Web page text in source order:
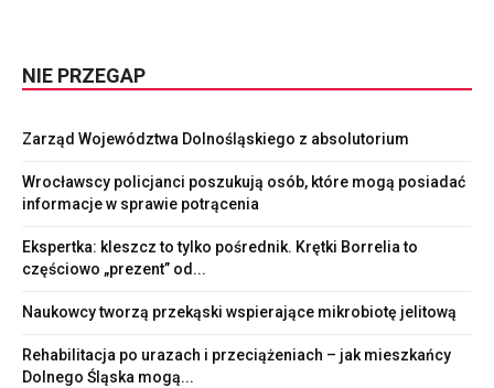
NIE PRZEGAP
Zarząd Województwa Dolnośląskiego z absolutorium
Wrocławscy policjanci poszukują osób, które mogą posiadać
informacje w sprawie potrącenia
Ekspertka: kleszcz to tylko pośrednik. Krętki Borrelia to
częściowo „prezent” od...
Naukowcy tworzą przekąski wspierające mikrobiotę jelitową
Rehabilitacja po urazach i przeciążeniach – jak mieszkańcy
Dolnego Śląska mogą...